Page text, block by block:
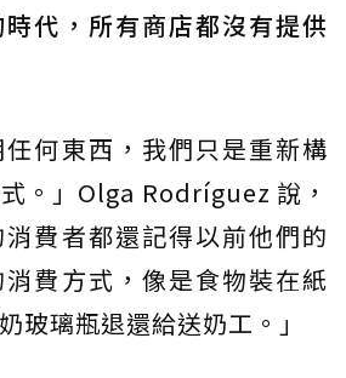
代，所有商店都沒有提供
任何東西，我們只是重新構
。」Olga Rodríguez 說，
消費者都還記得以前他們的
費方式，像是食物裝在紙
玻璃瓶退還給送奶工。」